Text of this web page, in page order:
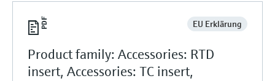
EU Erklärung
Product family: Accessories: RTD
insert, Accessories: TC insert,